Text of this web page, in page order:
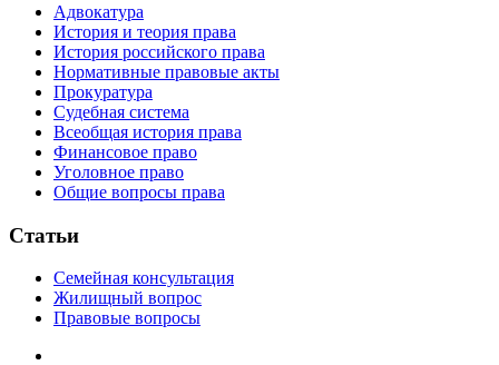
Адвокатура
История и теория права
История российского права
Нормативные правовые акты
Прокуратура
Судебная система
Всеобщая история права
Финансовое право
Уголовное право
Общие вопросы права
Статьи
Семейная консультация
Жилищный вопрос
Правовые вопросы